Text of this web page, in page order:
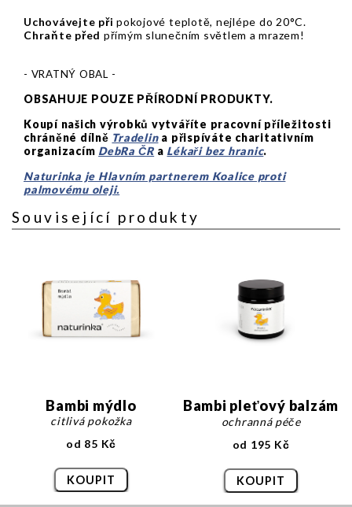
Uchovávejte připokojové teplotě, nejlépe do 20°C.
Chraňte před přímým slunečním světlem a mrazem!
- VRATNÝ OBAL -
OBSAHUJE POUZE PŘÍRODNÍ PRODUKTY.
Koupí našich výrobků vytváříte pracovní příležitosti
chráněné dílně Tradelina přispíváte charitativním
organizacím DebRa ČR a Lékaři bez hranic.
Naturinka je Hlavním partnerem Koalice proti
palmovému oleji.
Související produkty
Bambi mýdlo
citlivá pokožka
od 85 Kč
KOUPIT
Bambi pleťový balzám
ochranná péče
od 195 Kč
KOUPIT